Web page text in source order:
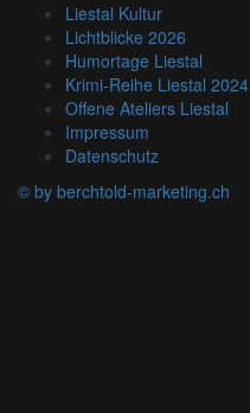
Liestal Kultur
Lichtblicke 2026
Humortage Liestal
Krimi-Reihe Liestal 2024
Offene Ateliers Liestal
Impressum
Datenschutz
© by berchtold-marketing.ch